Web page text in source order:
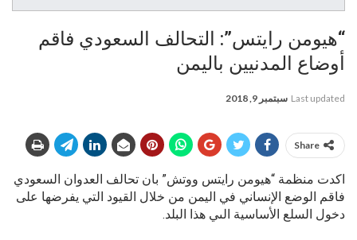
“هيومن رايتس”: التحالف السعودي فاقم
أوضاع المدنيين باليمن
Last updated سبتمبر 9, 2018
Share
اكدت منظمة “هيومن رايتس ووتش” بان تحالف العدوان السعودي
فاقم الوضع الإنساني في اليمن من خلال القيود التي يفرضها على
دخول السلع الأساسية الىي هذا البلد.